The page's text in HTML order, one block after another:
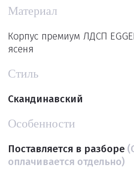
Материал
Корпус премиум ЛДСП
ясеня
Стиль
Скандинавский
Особенности
Поставляется в разборе
оплачивается отдельно)